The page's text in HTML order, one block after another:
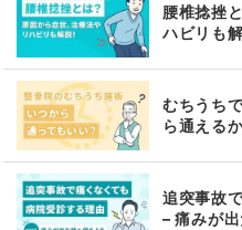
腰椎捻挫
ハビリも
むちうち
ら通える
追突事故
– 痛みが